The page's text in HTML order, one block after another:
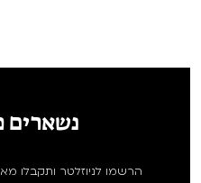
נשארים
הרשמו לניוזלטר ותקבלו